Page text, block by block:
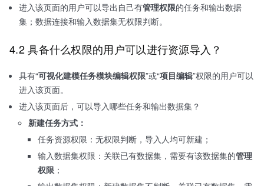
进入该页面的用户可以导出自己有管理权限的任务和输出数据
集；数据连接和输入数据集无权限判断。
4.2 具备什么权限的用户可以进行资源导入？
具有“可视化建模任务模块编辑权限”或“项目编辑”权限的用户可以
进入该页面。
进入该页面后，可以导入哪些任务和输出数据集？
新建任务方式：
任务资源权限：无权限判断，导入人均可新建；
输入数据集权限：关联已有数据集，需要有该数据集的管理
权限 ；